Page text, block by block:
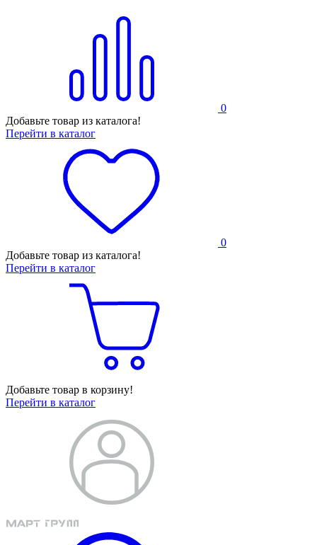
0
Добавьте товар из каталога!
Перейти в каталог
0
Добавьте товар из каталога!
Перейти в каталог
Добавьте товар в корзину!
Перейти в каталог